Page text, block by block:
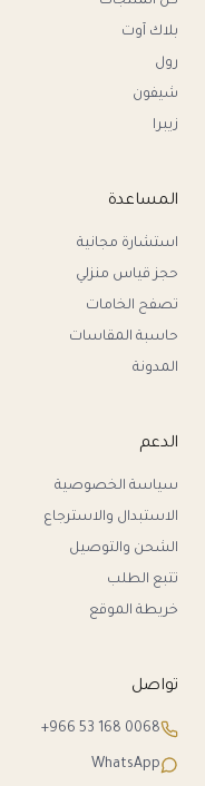
بلاك آوت
رول
شيفون
زيبرا
المساعدة
استشارة مجانية
حجز قياس منزلي
تصفح الخامات
حاسبة المقاسات
المدونة
الدعم
سياسة الخصوصية
الاستبدال والاسترجاع
الشحن والتوصيل
تتبع الطلب
خريطة الموقع
تواصل
+966 53 168 0068
WhatsApp